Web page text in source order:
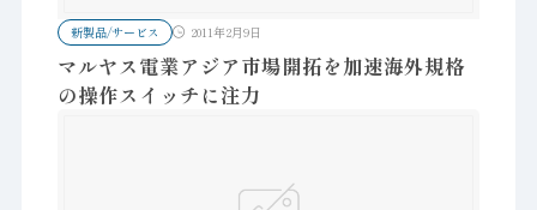
新製品/サービス 2011年2月9日
マルヤス電業アジア市場開拓を加速海外規格
の操作スイッチに注力